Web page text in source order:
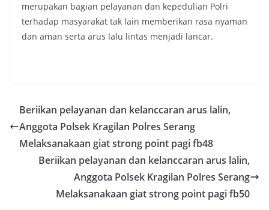
merupakan bagian pelayanan dan kepedulian Polri
terhadap masyarakat tak lain memberikan rasa nyaman
dan aman serta arus lalu lintas menjadi lancar.
Beriikan pelayanan dan kelanccaran arus lalin,
Anggota Polsek Kragilan Polres Serang
Melaksanakaan giat strong point pagi fb48
Beriikan pelayanan dan kelanccaran arus lalin,
Anggota Polsek Kragilan Polres Serang
Melaksanakaan giat strong point pagi fb50